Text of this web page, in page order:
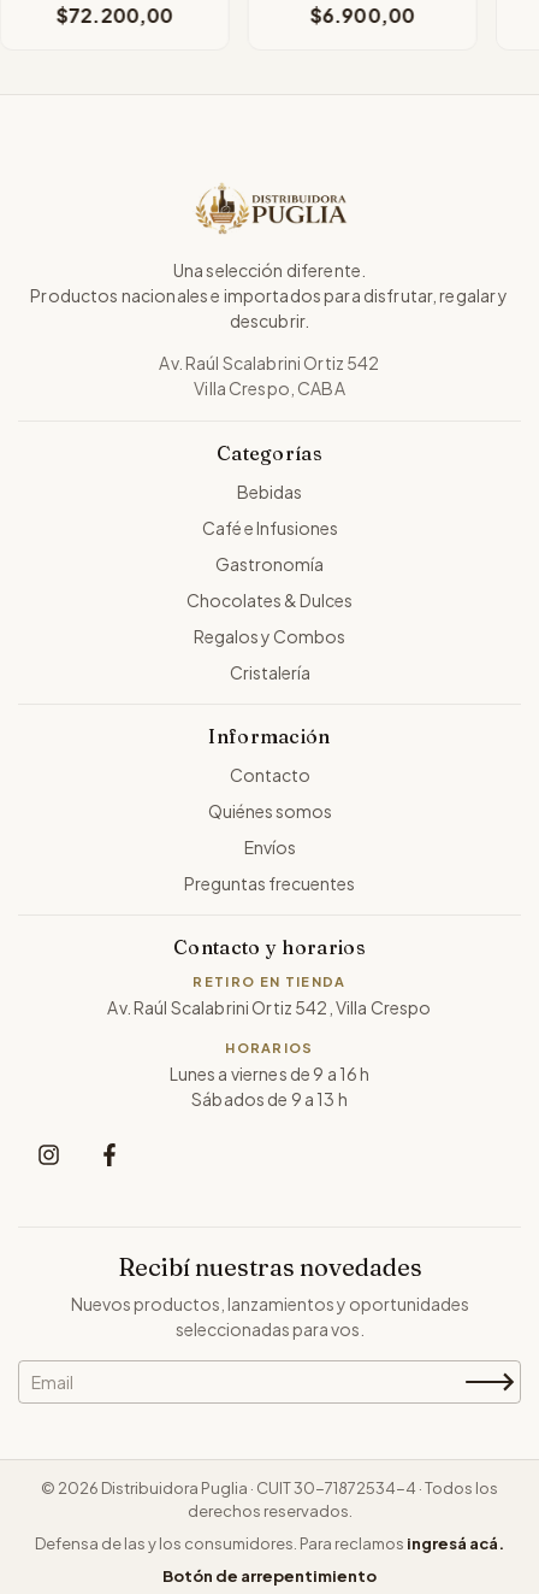
$72.200,00 $6.900,00
Una selección diferente.
Productos nacionales e importados para disfrutar, regalar y
descubrir.
Av. Raúl Scalabrini Ortiz 542
Villa Crespo, CABA
Categorías
Bebidas
Café e Infusiones
Gastronomía
Chocolates & Dulces
Regalos y Combos
Cristalería
Información
Contacto
Quiénes somos
Envíos
Preguntas frecuentes
Contacto y horarios
RETIRO EN TIENDA
Av. Raúl Scalabrini Ortiz 542, Villa Crespo
HORARIOS
Lunes a viernes de 9 a 16 h
Sábados de 9 a 13 h
Recibí nuestras novedades
Nuevos productos, lanzamientos y oportunidades
seleccionadas para vos.
© 2026 Distribuidora Puglia · CUIT 30-71872534-4 · Todos los
derechos reservados.
Defensa de las y los consumidores. Para reclamos ingresá acá.
Botón de arrepentimiento